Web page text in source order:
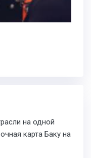
на одной
карта Баку на